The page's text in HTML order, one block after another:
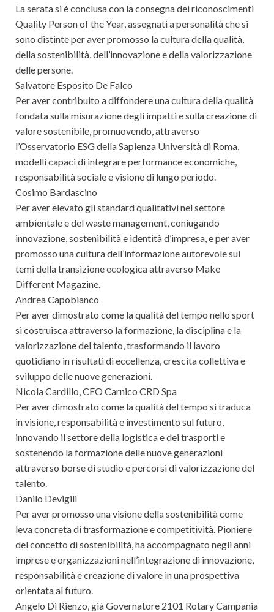
La serata si è conclusa con la consegna dei riconoscimenti
Quality Person of the Year, assegnati a personalità che si
sono distinte per aver promosso la cultura della qualità,
della sostenibilità, dell’innovazione e della valorizzazione
delle persone.
Salvatore Esposito De Falco
Per aver contribuito a diffondere una cultura della qualità
fondata sulla misurazione degli impatti e sulla creazione di
valore sostenibile, promuovendo, attraverso
l’Osservatorio ESG della Sapienza Università di Roma,
modelli capaci di integrare performance economiche,
responsabilità sociale e visione di lungo periodo.
Cosimo Bardascino
Per aver elevato gli standard qualitativi nel settore
ambientale e del waste management, coniugando
innovazione, sostenibilità e identità d’impresa, e per aver
promosso una cultura dell’informazione autorevole sui
temi della transizione ecologica attraverso Make
Different Magazine.
Andrea Capobianco
Per aver dimostrato come la qualità del tempo nello sport
si costruisca attraverso la formazione, la disciplina e la
valorizzazione del talento, trasformando il lavoro
quotidiano in risultati di eccellenza, crescita collettiva e
sviluppo delle nuove generazioni.
Nicola Cardillo, CEO Carnico CRD Spa
Per aver dimostrato come la qualità del tempo si traduca
in visione, responsabilità e investimento sul futuro,
innovando il settore della logistica e dei trasporti e
sostenendo la formazione delle nuove generazioni
attraverso borse di studio e percorsi di valorizzazione del
talento.
Danilo Devigili
Per aver promosso una visione della sostenibilità come
leva concreta di trasformazione e competitività. Pioniere
del concetto di sostenibilità, ha accompagnato negli anni
imprese e organizzazioni nell’integrazione di innovazione,
responsabilità e creazione di valore in una prospettiva
orientata al futuro.
Angelo Di Rienzo, già Governatore 2101 Rotary Campania